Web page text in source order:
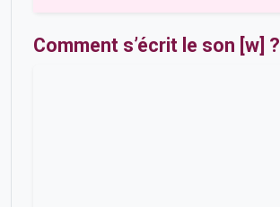
Comment s’écrit le son [w] ?